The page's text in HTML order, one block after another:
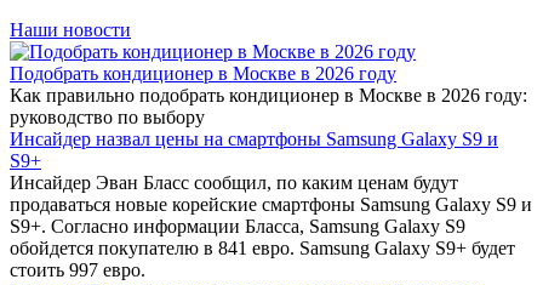
Наши новости
Подобрать кондиционер в Москве в 2026 году
Как правильно подобрать кондиционер в Москве в 2026 году:
руководство по выбору
Инсайдер назвал цены на смартфоны Samsung Galaxy S9 и
S9+
Инсайдер Эван Бласс сообщил, по каким ценам будут
продаваться новые корейские смартфоны Samsung Galaxy S9 и
S9+. Согласно информации Бласса, Samsung Galaxy S9
обойдется покупателю в 841 евро. Samsung Galaxy S9+ будет
стоить 997 евро.